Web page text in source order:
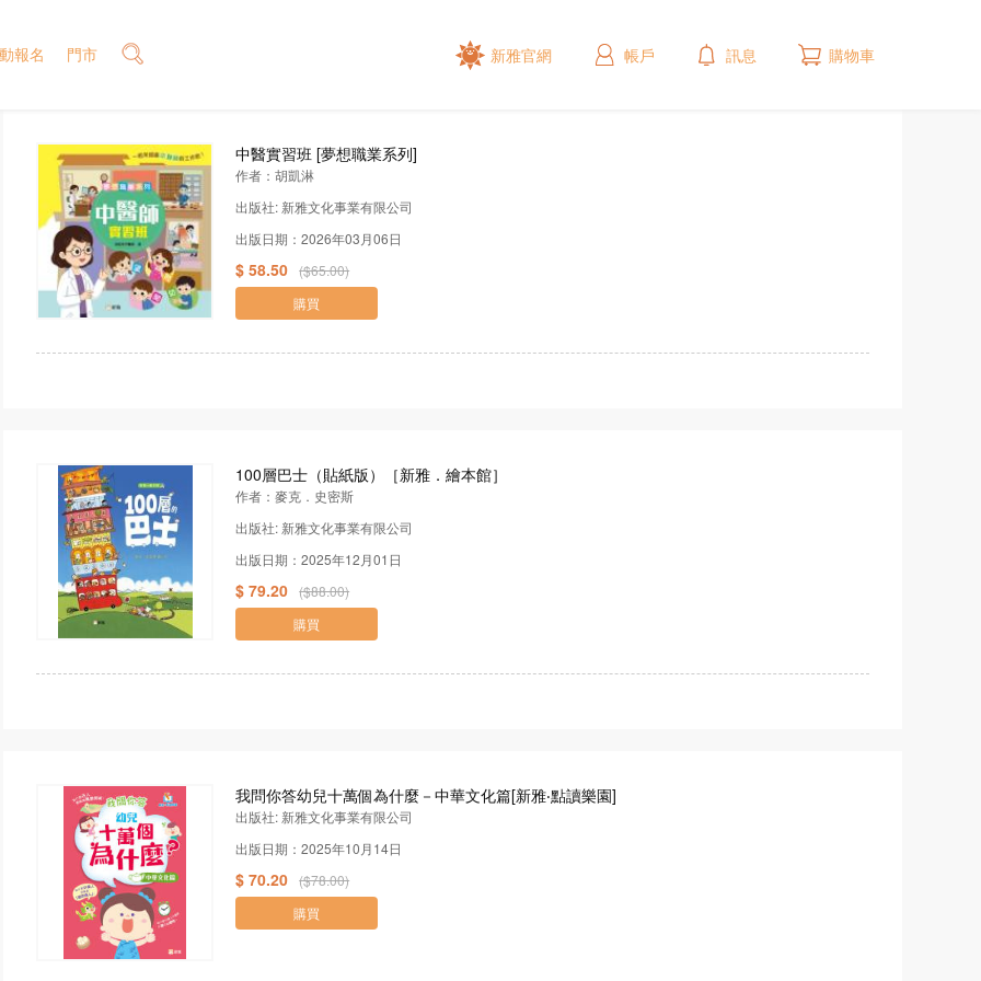
中醫實習班 [夢想職業系列]
作者：胡凱淋
出版社: 新雅文化事業有限公司
出版日期：2026年03月06日
$ 58.50
($65.00)
購買
100層巴士（貼紙版）［新雅．繪本館］
作者：麥克．史密斯
出版社: 新雅文化事業有限公司
出版日期：2025年12月01日
$ 79.20
($88.00)
購買
我問你答幼兒十萬個為什麼－中華文化篇[新雅‧點讀樂園]
出版社: 新雅文化事業有限公司
出版日期：2025年10月14日
$ 70.20
($78.00)
購買
報名 門市 新雅官網 帳戶 訊息 購物車